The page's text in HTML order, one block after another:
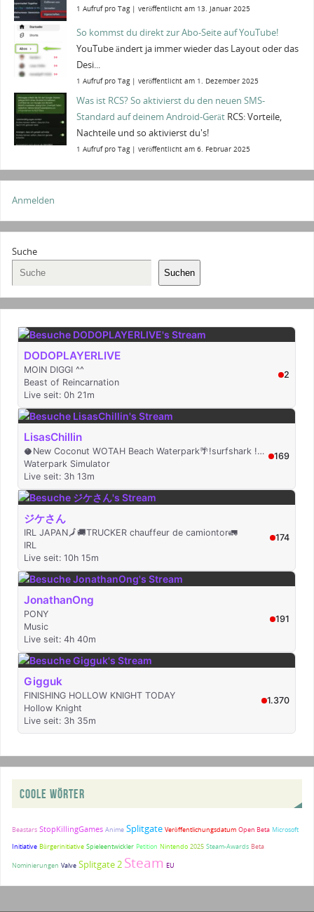
1 Aufruf pro Tag|veröffentlicht am 13. Januar 2025
So kommst du direkt zur Abo-Seite auf YouTube!
YouTube ändert ja immer wieder das Layout oder das
Desi...
1 Aufruf pro Tag|veröffentlicht am 1. Dezember 2025
Was ist RCS? So aktivierst du den neuen SMS-
Standard auf deinem Android-Gerät RCS: Vorteile,
Nachteile und so aktivierst du's!
1 Aufruf pro Tag|veröffentlicht am 6. Februar 2025
Anmelden
Suche
Suchen
COOLE WÖRTER
Beastars StopKillingGames Anime Splitgate Veröffentlichungsdatum Open Beta Microsoft
Initiative Bürgerinitiative Spieleentwickler Petition Nintendo 2025 Steam-Awards Beta
Nominierungen Valve Splitgate 2 Steam EU